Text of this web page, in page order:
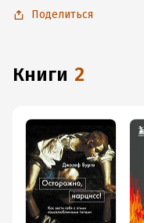
приложение для iOS или
Поделиться
книги 2